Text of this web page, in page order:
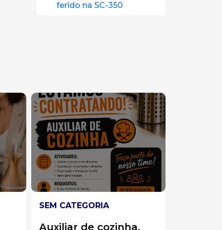
ferido na SC-350
SEM CATEGORIA
Operadora de